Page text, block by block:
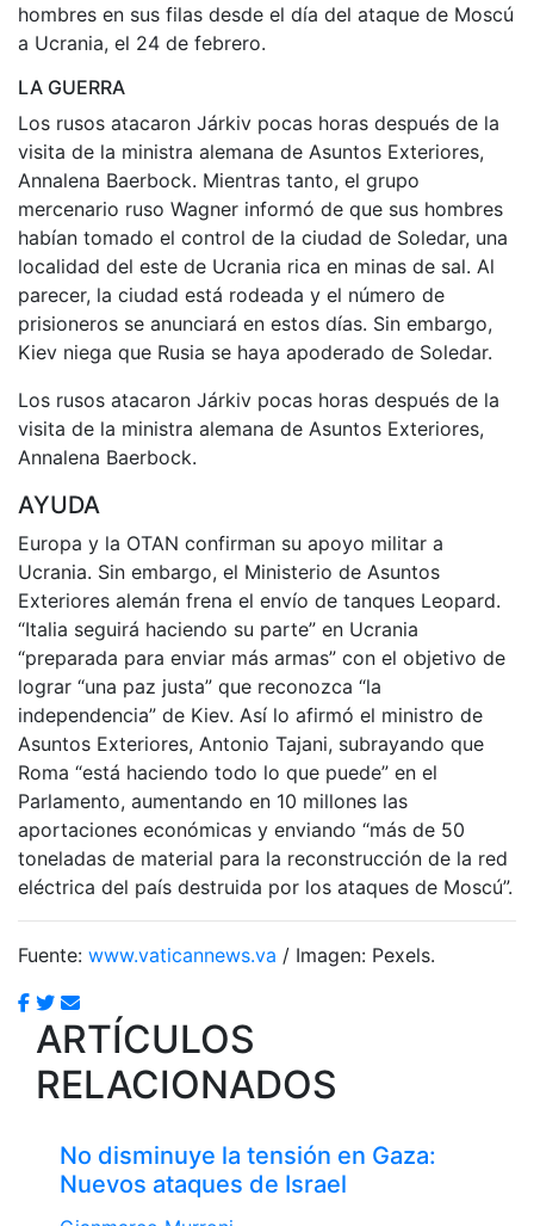
hombres en sus filas desde el día del ataque de Moscú
a Ucrania, el 24 de febrero.
LA GUERRA
Los rusos atacaron Járkiv pocas horas después de la
visita de la ministra alemana de Asuntos Exteriores,
Annalena Baerbock. Mientras tanto, el grupo
mercenario ruso Wagner informó de que sus hombres
habían tomado el control de la ciudad de Soledar, una
localidad del este de Ucrania rica en minas de sal. Al
parecer, la ciudad está rodeada y el número de
prisioneros se anunciará en estos días. Sin embargo,
Kiev niega que Rusia se haya apoderado de Soledar.
Los rusos atacaron Járkiv pocas horas después de la
visita de la ministra alemana de Asuntos Exteriores,
Annalena Baerbock.
AYUDA
Europa y la OTAN confirman su apoyo militar a
Ucrania. Sin embargo, el Ministerio de Asuntos
Exteriores alemán frena el envío de tanques Leopard.
“Italia seguirá haciendo su parte” en Ucrania
“preparada para enviar más armas” con el objetivo de
lograr “una paz justa” que reconozca “la
independencia” de Kiev. Así lo afirmó el ministro de
Asuntos Exteriores, Antonio Tajani, subrayando que
Roma “está haciendo todo lo que puede” en el
Parlamento, aumentando en 10 millones las
aportaciones económicas y enviando “más de 50
toneladas de material para la reconstrucción de la red
eléctrica del país destruida por los ataques de Moscú”.
Fuente: www.vaticannews.va / Imagen: Pexels.
ARTÍCULOS
RELACIONADOS
No disminuye la tensión en Gaza:
Nuevos ataques de Israel